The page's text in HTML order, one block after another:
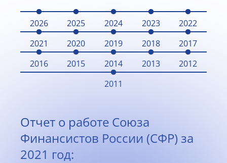
2026 2025 2024 2023
2022
2021
2020 2019 2018
2017
2016
2015 2014 2013
2012
2011
Отчет о работе Союза
Финансистов России (СФР) за
2021 год: